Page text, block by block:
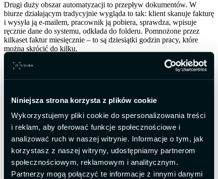
Niniejsza strona korzysta z plików cookie
Wykorzystujemy pliki cookie do spersonalizowania treści
i reklam, aby oferować funkcje społecznościowe i
analizować ruch w naszej witrynie. Informacje o tym, jak
korzystasz z naszej witryny, udostępniamy partnerom
społecznościowym, reklamowym i analitycznym.
Partnerzy mogą połączyć te informacje z innymi danymi
Drugi duży obszar automatyzacji to przepływ dokumentów. W
biurze działającym tradycyjnie wygląda to tak: klient skanuje fakturę
i wysyła ją e-mailem, pracownik ją pobiera, sprawdza, wpisuje
ręcznie dane do systemu, odkłada do folderu. Pomnożone przez
kilkaset faktur miesięcznie – to są dziesiątki godzin pracy, które
można skrócić do kilku.
Systemy OCR (optyczne rozpoznawanie tekstu)
odczytują dane z
dokumentów automatycznie i przenoszą je bezpośrednio do
oprogramowania dla księgowych. Platformy do cyfrowego obiegu
dokumenty w jedno miejsce, z automatycznym potwierdzeniem
w biurze. Integracja systemów między programem klienta a
środowiskiem pracy księgowego eliminuje ręczne przepisywanie i
radykalnie zmniejsza ryzyko błędów wynikających z literówek czy
pominięć.
Warto też wspomnieć o
nowych funkcjach finansowych w Business
Central 2026
, które idą właśnie w tym kierunku:większej